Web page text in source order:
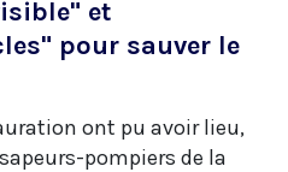
et
pour sauver le
ont pu avoir lieu,
pompiers de la